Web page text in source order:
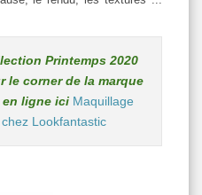
Printemps 2020
le corner de la marque
en ligne ici Maquillage
Lookfantastic